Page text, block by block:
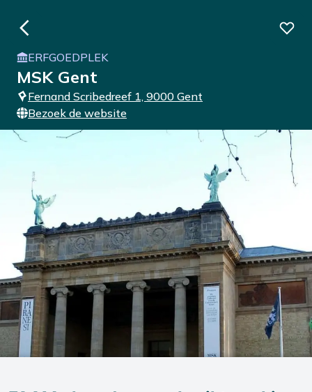
ERFGOEDPLEK
MSK Gent
Fernand Scribedreef 1, 9000 Gent
Bezoek de website